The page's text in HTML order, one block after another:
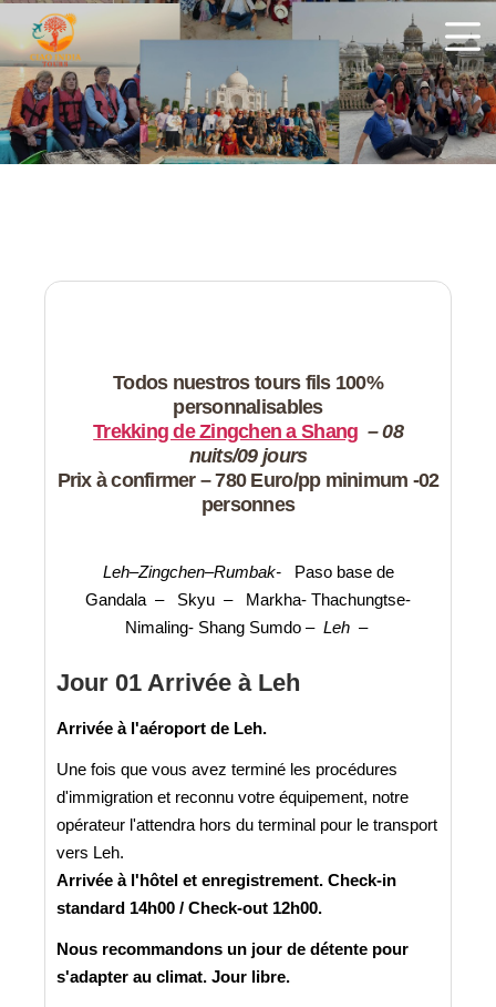
ciaoindiatours
Todos nuestros tours fils 100%
personnalisables
Trekking de Zingchen a Shang – 08
nuits/09 jours
Prix ​​à confirmer – 780 Euro/pp minimum -02
personnes
Leh–Zingchen–Rumbak-Paso base de
Gandala –Skyu –Markha- Thachungtse-
Nimaling- Shang Sumdo – Leh –
Jour 01 Arrivée à Leh
Arrivée à l'aéroport de Leh.
Une fois que vous avez terminé les procédures
d'immigration et reconnu votre équipement, notre
opérateur l'attendra hors du terminal pour le transport
vers Leh.
Arrivée à l'hôtel et enregistrement. Check-in
standard 14h00 / Check-out 12h00.
Nous recommandons un jour de détente pour
s'adapter au climat. Jour libre.